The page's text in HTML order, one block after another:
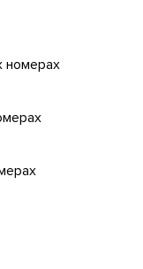
номерах